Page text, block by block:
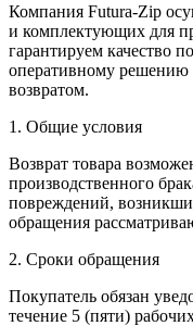
Компания Futura-Zip
и комплектующих для
гарантируем качество
оперативному решению
возвратом.
1. Общие условия
Возврат товара
производственного
повреждений,
обращения
2. Сроки обращения
Покупатель обязан
течение 5 (пяти)